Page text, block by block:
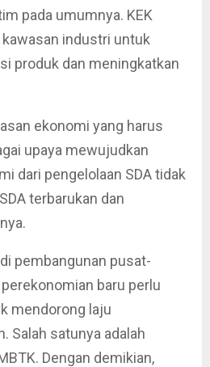
pada umumnya. KEK
industri untuk
produk dan meningkatkan
ekonomi yang harus
upaya mewujudkan
dari pengelolaan SDA tidak
terbarukan dan
pembangunan pusat-
baru perlu
mendorong laju
Salah satunya adalah
Dengan demikian,